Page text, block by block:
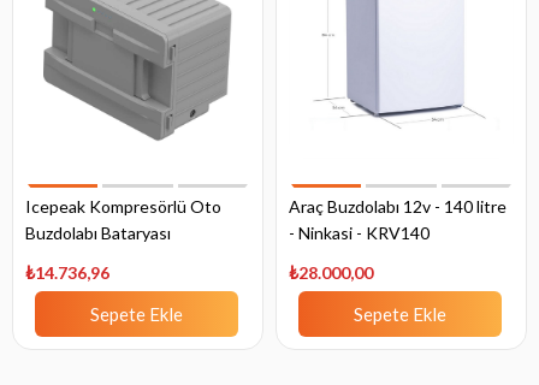
Icepeak Kompresörlü Oto
Buzdolabı Bataryası
₺14.736,96
Sepete Ekle
Araç Buzdolabı 12v - 140 litre
- Ninkasi - KRV140
₺28.000,00
Sepete Ekle